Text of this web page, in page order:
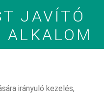
JAVÍTÓ
ALKALOM
irányuló kezelés,